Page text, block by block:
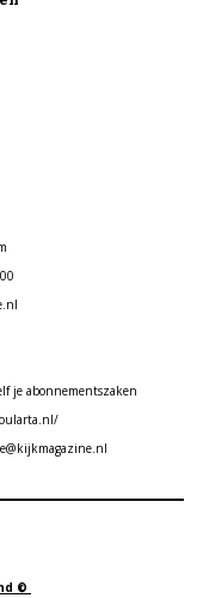
je abonnementszaken
©